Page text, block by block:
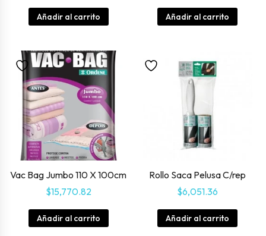
Añadir al carrito Añadir al carrito
Vac Bag Jumbo 110 X 100cm
$15,770.82
Añadir al carrito
Rollo Saca Pelusa C/rep
$6,051.36
Añadir al carrito